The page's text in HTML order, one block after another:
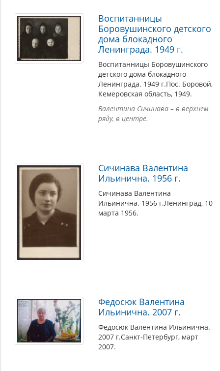
Воспитанницы
Боровушинского детского
дома блокадного
Ленинграда. 1949 г.
Воспитанницы Боровушинского
детского дома блокадного
Ленинграда. 1949 г.Пос. Боровой,
Кемеровская область, 1949.
Валентина Сичинава – в верхнем
ряду, в центре.
Сичинава Валентина
Ильинична. 1956 г.
Сичинава Валентина
Ильинична. 1956 г.Ленинград, 10
марта 1956.
Федосюк Валентина
Ильинична. 2007 г.
Федосюк Валентина Ильинична.
2007 г.Санкт-Петербург, март
2007.